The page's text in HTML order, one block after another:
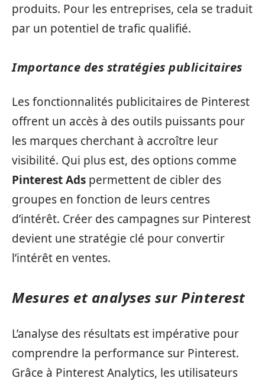
produits. Pour les entreprises, cela se traduit
par un potentiel de trafic qualifié.
Importance des stratégies publicitaires
Les fonctionnalités publicitaires de Pinterest
offrent un accès à des outils puissants pour
les marques cherchant à accroître leur
visibilité. Qui plus est, des options comme
Pinterest Ads permettent de cibler des
groupes en fonction de leurs centres
d’intérêt. Créer des campagnes sur Pinterest
devient une stratégie clé pour convertir
l’intérêt en ventes.
Mesures et analyses sur Pinterest
L’analyse des résultats est impérative pour
comprendre la performance sur Pinterest.
Grâce à Pinterest Analytics, les utilisateurs